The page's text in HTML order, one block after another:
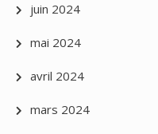
juin 2024
mai 2024
avril 2024
mars 2024